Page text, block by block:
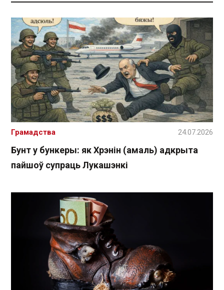
Бунт у бункеры: як Хрэнін (амаль) адкрыта
пайшоў супраць Лукашэнкі
Грамадства 24.07.2026